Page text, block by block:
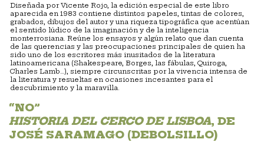
Diseñada por Vicente Rojo, la edición especial de este libro
aparecida en 1983 contiene distintos papeles, tintas de colores,
grabados, dibujos del autor y una riqueza tipográfica que acentúan
el sentido lúdico de la imaginación y de la inteligencia
monterrosiana. Reúne los ensayos y algún relato que dan cuenta
de las querencias y las preocupaciones principales de quien ha
sido uno de los escritores más inusitados de la literatura
latinoamericana (Shakespeare, Borges, las fábulas, Quiroga,
Charles Lamb…), siempre circunscritas por la vivencia intensa de
la literatura y resueltas en ocasiones incesantes para el
descubrimiento y la maravilla.
“NO”
HISTORIA DEL CERCO DE LISBOA, DE
JOSÉ SARAMAGO (DEBOLSILLO)